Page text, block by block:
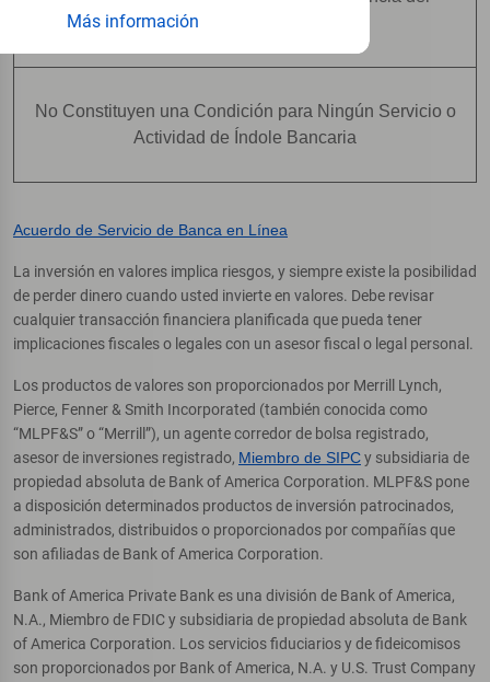
Más informaciónGobierno Federal
No Constituyen una Condición para Ningún Servicio o
Actividad de Índole Bancaria
Acuerdo de Servicio de Banca en Línea
La inversión en valores implica riesgos, y siempre existe la posibilidad
de perder dinero cuando usted invierte en valores. Debe revisar
cualquier transacción financiera planificada que pueda tener
implicaciones fiscales o legales con un asesor fiscal o legal personal.
Los productos de valores son proporcionados por Merrill Lynch,
Pierce, Fenner & Smith Incorporated (también conocida como
“MLPF&S” o “Merrill”), un agente corredor de bolsa registrado,
asesor de inversiones registrado, Miembro de SIPCy subsidiaria de
propiedad absoluta de Bank of America Corporation. MLPF&S pone
a disposición determinados productos de inversión patrocinados,
administrados, distribuidos o proporcionados por compañías que
son afiliadas de Bank of America Corporation.
Bank of America Private Bank es una división de Bank of America,
N.A., Miembro de FDIC y subsidiaria de propiedad absoluta de Bank
of America Corporation. Los servicios fiduciarios y de fideicomisos
son proporcionados por Bank of America, N.A. y U.S. Trust Company